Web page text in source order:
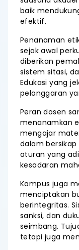
baik
efektif.
Penanaman
sejak awal
diberikan
sistem sitasi,
Edukasi yang
pelanggaran
Peran dosen
menanamkan
mengajar
dalam bersikap
aturan yang
kesadaran
Kampus juga
menciptakan
berintegritas.
sanksi, dan
seimbang.
tetapi juga